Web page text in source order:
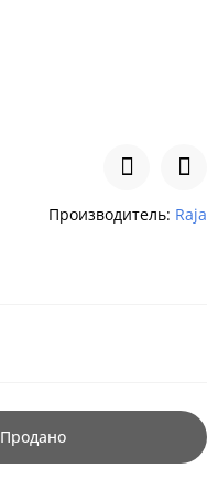
Производитель: Raja
Продано